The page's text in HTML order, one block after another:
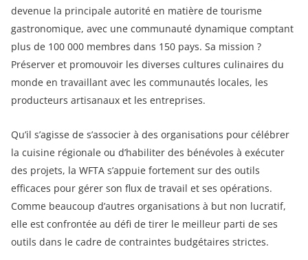
devenue la principale autorité en matière de tourisme
gastronomique, avec une communauté dynamique comptant
plus de 100 000 membres dans 150 pays. Sa mission ?
Préserver et promouvoir les diverses cultures culinaires du
monde en travaillant avec les communautés locales, les
producteurs artisanaux et les entreprises.
Qu’il s’agisse de s’associer à des organisations pour célébrer
la cuisine régionale ou d’habiliter des bénévoles à exécuter
des projets, la WFTA s’appuie fortement sur des outils
efficaces pour gérer son flux de travail et ses opérations.
Comme beaucoup d’autres organisations à but non lucratif,
elle est confrontée au défi de tirer le meilleur parti de ses
outils dans le cadre de contraintes budgétaires strictes.